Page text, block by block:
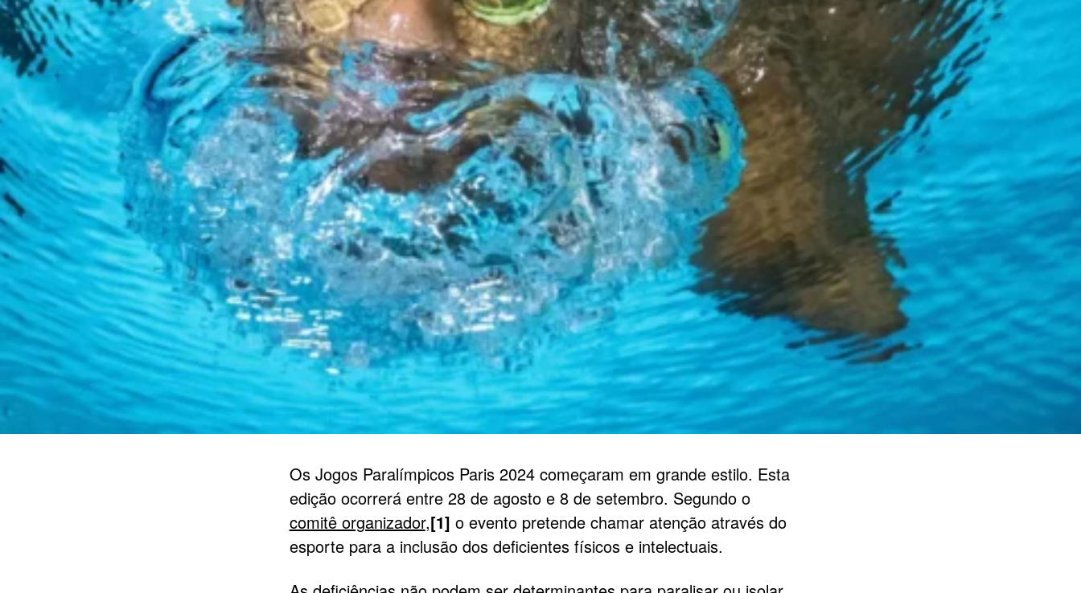
Os Jogos Paralímpicos Paris 2024 começaram em grande estilo. Esta
edição ocorrerá entre 28 de agosto e 8 de setembro. Segundo o
comitê organizador,[1] o evento pretende chamar atenção através do
esporte para a inclusão dos deficientes físicos e intelectuais.